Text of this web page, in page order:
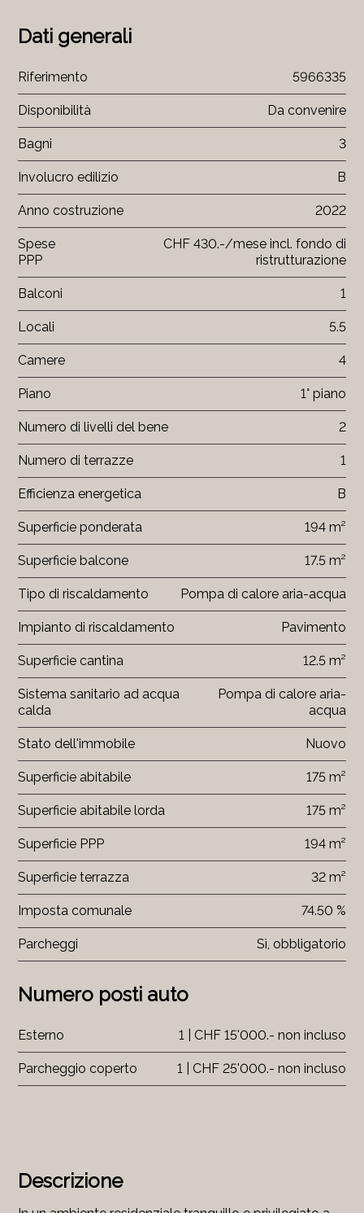
Descrizione
Dati generali
Riferimento 5966335
Disponibilità Da convenire
Bagni 3
Involucro edilizio B
Anno costruzione 2022
Spese
PPP
CHF 430.-/mese incl. fondo di
ristrutturazione
Balconi 1
Locali 5.5
Camere 4
Piano 1° piano
Numero di livelli del bene 2
Numero di terrazze 1
Efficienza energetica B
Superficie ponderata 194 m²
Superficie balcone 17.5 m²
Tipo di riscaldamento Pompa di calore aria-acqua
Impianto di riscaldamento Pavimento
Superficie cantina 12.5 m²
Sistema sanitario ad acqua
calda
Pompa di calore aria-
acqua
Stato dell'immobile Nuovo
Superficie abitabile 175 m²
Superficie abitabile lorda 175 m²
Superficie PPP 194 m²
Superficie terrazza 32 m²
Imposta comunale 74.50 %
Parcheggi Sì, obbligatorio
Numero posti auto
Esterno 1 | CHF 15'000.- non incluso
Parcheggio coperto 1 | CHF 25'000.- non incluso